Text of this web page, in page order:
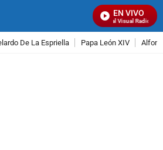
EN VIVO
Señal Visual Radio
De La Espriella Papa León XIV